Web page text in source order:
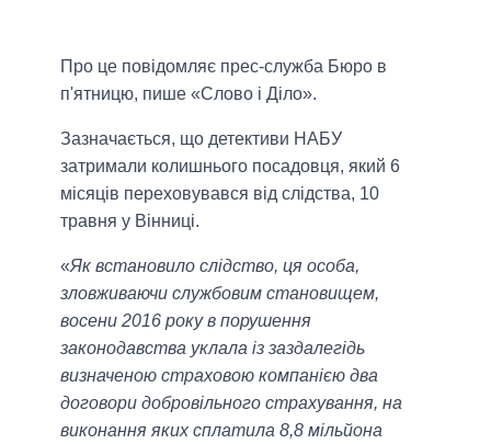
Про це повідомляє прес-служба Бюро в
п'ятницю, пише «Слово і Діло».
Зазначається, що детективи НАБУ
затримали колишнього посадовця, який 6
місяців переховувався від слідства, 10
травня у Вінниці.
«Як встановило слідство, ця особа,
зловживаючи службовим становищем,
восени 2016 року в порушення
законодавства уклала із заздалегідь
визначеною страховою компанією два
договори добровільного страхування, на
виконання яких сплатила 8,8 мільйона